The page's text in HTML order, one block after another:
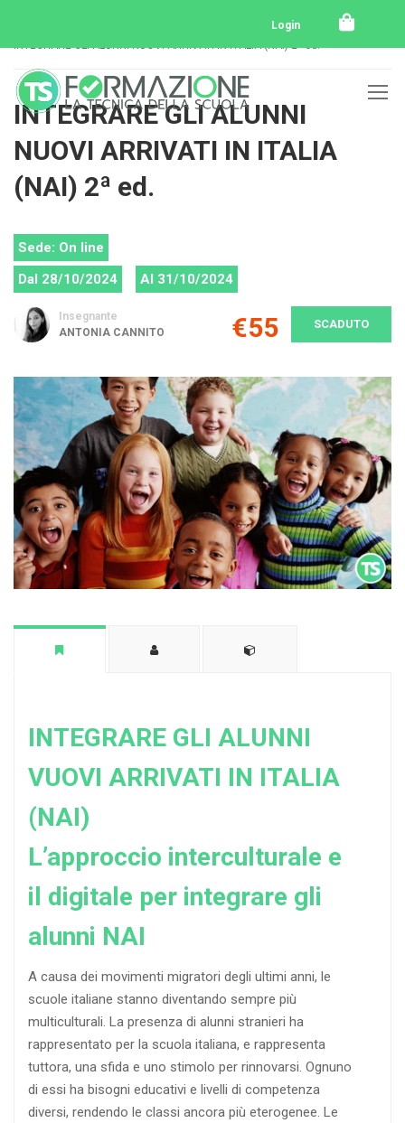
Login
INTEGRARE GLI ALUNNI NUOVI ARRIVATI IN ITALIA (NAI) 2ª ed.
INTEGRARE GLI ALUNNI
NUOVI ARRIVATI IN ITALIA
(NAI) 2ª ed.
Sede: On line
Dal 28/10/2024
Al 31/10/2024
Insegnante
ANTONIA CANNITO
€55 SCADUTO
INTEGRARE GLI ALUNNI
VUOVI ARRIVATI IN ITALIA
(NAI)
L’approccio interculturale e
il digitale per integrare gli
alunni NAI
A causa dei movimenti migratori degli ultimi anni, le
scuole italiane stanno diventando sempre più
multiculturali. La presenza di alunni stranieri ha
rappresentato per la scuola italiana, e rappresenta
tuttora, una sfida e uno stimolo per rinnovarsi. Ognuno
di essi ha bisogni educativi e livelli di competenza
diversi, rendendo le classi ancora più eterogenee. Le